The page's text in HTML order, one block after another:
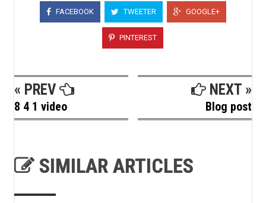
FACEBOOK TWEETER GOOGLE+
PINTEREST
« PREV
8 4 1 video
NEXT »
Blog post
SIMILAR ARTICLES